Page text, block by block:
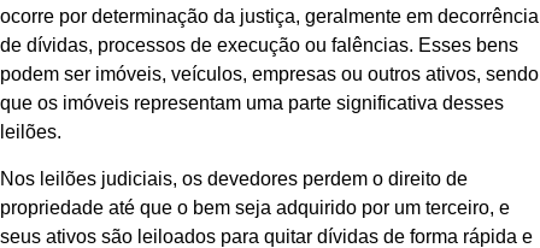
ocorre por determinação da justiça, geralmente em decorrência
de dívidas, processos de execução ou falências. Esses bens
podem ser imóveis, veículos, empresas ou outros ativos, sendo
que os imóveis representam uma parte significativa desses
leilões.
Nos leilões judiciais, os devedores perdem o direito de
propriedade até que o bem seja adquirido por um terceiro, e
seus ativos são leiloados para quitar dívidas de forma rápida e